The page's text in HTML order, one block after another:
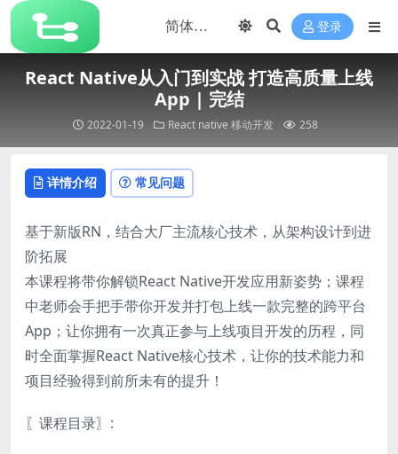
登录
React Native从入门到实战 打造高质量上线
App | 完结
2022-01-19 React native 移动开发 258
详情介绍 常见问题
基于新版RN，结合大厂主流核心技术，从架构设计到进
阶拓展
本课程将带你解锁React Native开发应用新姿势；课程
中老师会手把手带你开发并打包上线一款完整的跨平台
App；让你拥有一次真正参与上线项目开发的历程，同
时全面掌握React Native核心技术，让你的技术能力和
项目经验得到前所未有的提升！
〖课程目录〗: